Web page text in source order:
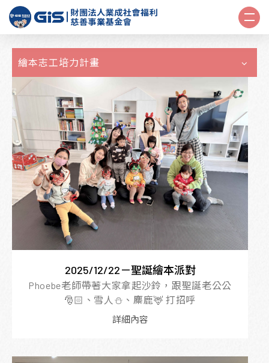
繪本志工培力計畫
2025/12/22－聖誕繪本派對
Phoebe老師帶著大家拿起沙鈴，跟聖誕老公公
🎅🏻、雪人⛄、麋鹿🦌 打招呼
詳細內容